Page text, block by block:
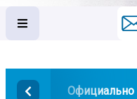
Официально